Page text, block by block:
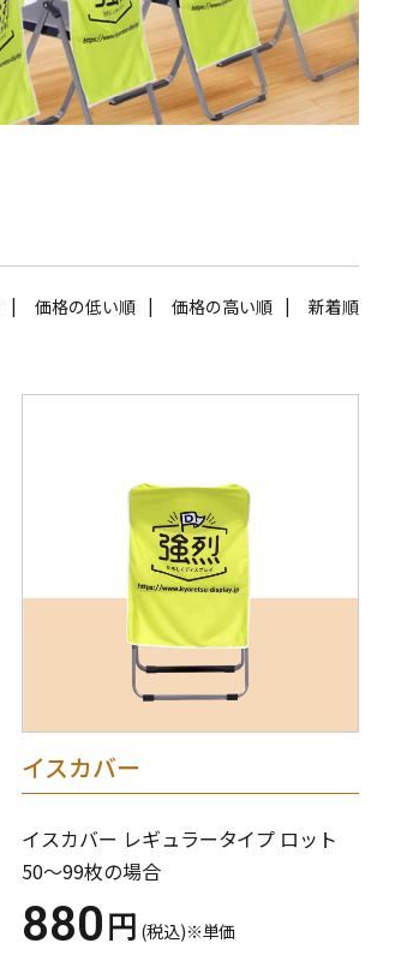
価格の低い順 価格の高い順 新着順
イスカバー
イスカバー レギュラータイプ ロット
50～99枚の場合
880円 (税込)※単価